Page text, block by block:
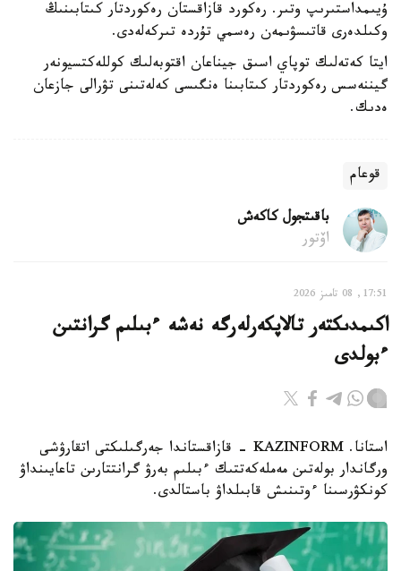
ۇيىمداستىرىپ وتىر. رەكورد قازاقستان رەكوردتار كىتابىنىڭ
وكىلدەرى قاتىسۋىمەن رەسمي تۇردە تىركەلەدى.
ايتا كەتەلىك توپاي اسىق جيناعان اقتوبەلىك كوللەكتسيونەر
گيننەسس رەكوردتار كىتابىنا ەنگىسى كەلەتىنى تۋرالى جازعان
ەدىك.
قوعام
باقىتجول كاكەش
اۆتور
17:51, 08 تامىز 2026
اكىمدىكتەر تالاپكەرلەرگە نەشە ءبىلىم گرانتىن
ءبولدى
استانا. KAZINFORM - قازاقستاندا جەرگىلىكتى اتقارۋشى
ورگاندار بولەتىن مەملەكەتتىك ءبىلىم بەرۋ گرانتتارىن تاعايىنداۋ
كونكۋرسىنا ءوتىنىش قابىلداۋ باستالدى.